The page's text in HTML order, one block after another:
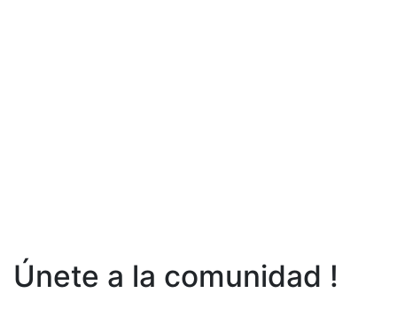
Únete a la comunidad !